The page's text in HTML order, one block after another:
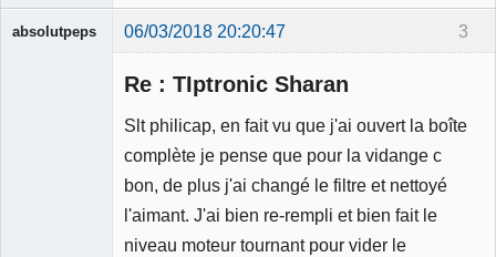
3
absolutpeps 06/03/2018 20:20:47
Re : TIptronic Sharan
Slt philicap, en fait vu que j'ai ouvert la boîte
complète je pense que pour la vidange c
bon, de plus j'ai changé le filtre et nettoyé
l'aimant. J'ai bien re-rempli et bien fait le
niveau moteur tournant pour vider le